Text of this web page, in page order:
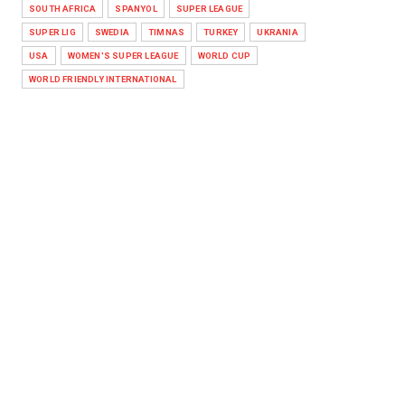
SOUTH AFRICA SPANYOL SUPER LEAGUE
SUPER LIG SWEDIA TIMNAS TURKEY UKRANIA
USA WOMEN'S SUPER LEAGUE WORLD CUP
WORLD FRIENDLY INTERNATIONAL